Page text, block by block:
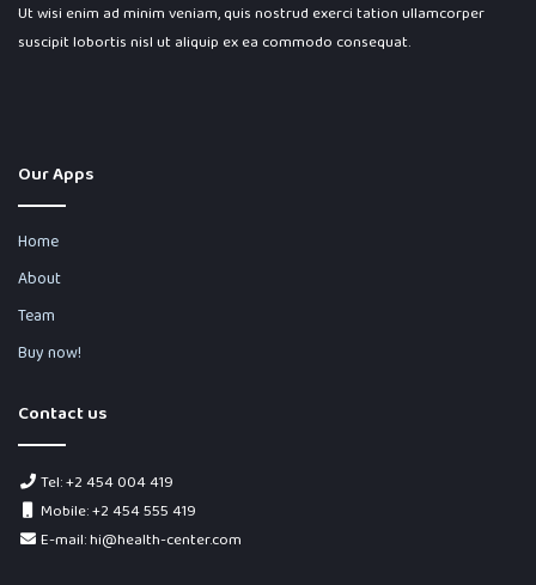
Ut wisi enim ad minim veniam, quis nostrud exerci tation ullamcorper
suscipit lobortis nisl ut aliquip ex ea commodo consequat.
Our Apps
Home
About
Team
Buy now!
Contact us
Tel: +2 454 004 419
Mobile: +2 454 555 419
E-mail: hi@health-center.com